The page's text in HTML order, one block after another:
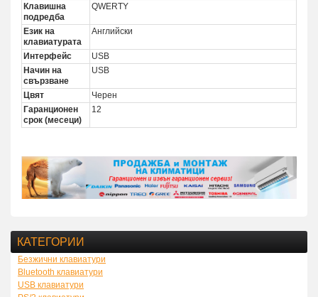
Клавишна
подредба
QWERTY
Език на
клавиатурата
Английски
Интерфейс
USB
Начин на
свързване
USB
Цвят
Черен
Гаранционен
срок (месеци)
12
КАТЕГОРИИ
Безжични клавиатури
Bluetooth клавиатури
USB клавиатури